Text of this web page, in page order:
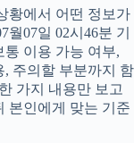
황에서 어떤 정보가
07일 02시46분 기
이용 가능 여부,
, 주의할 부분까지 함
가지 내용만 보고
본인에게 맞는 기준